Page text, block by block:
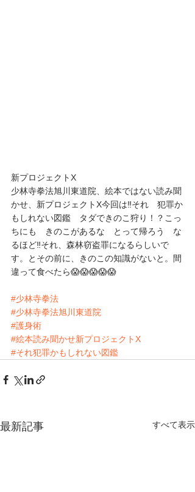
新プロジェクトX
少林寺拳法旭川東道院、絵本ではない読み聞
かせ、新プロジェクトX今回は‼️それ　犯罪か
もしれない図鑑　タダできのこ狩り！？こっ
ちにも　きのこがあるな　とって帰ろう　な
るほど‼️それ、森林窃盗罪になるらしいで
す。とその前に、きのこの知識がないと。間
違って食べたら😱😱😱😱😱
#少林寺拳法
#少林寺拳法旭川東道院
#護身術
#絵本読み聞かせ新プロジェクトX
#それ犯罪かもしれない図鑑
最新記事 すべて表示